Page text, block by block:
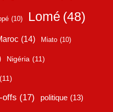
(10) Lomé (48)
(14) Miato (10)
Nigéria (11)
(11)
offs (17) politique (13)